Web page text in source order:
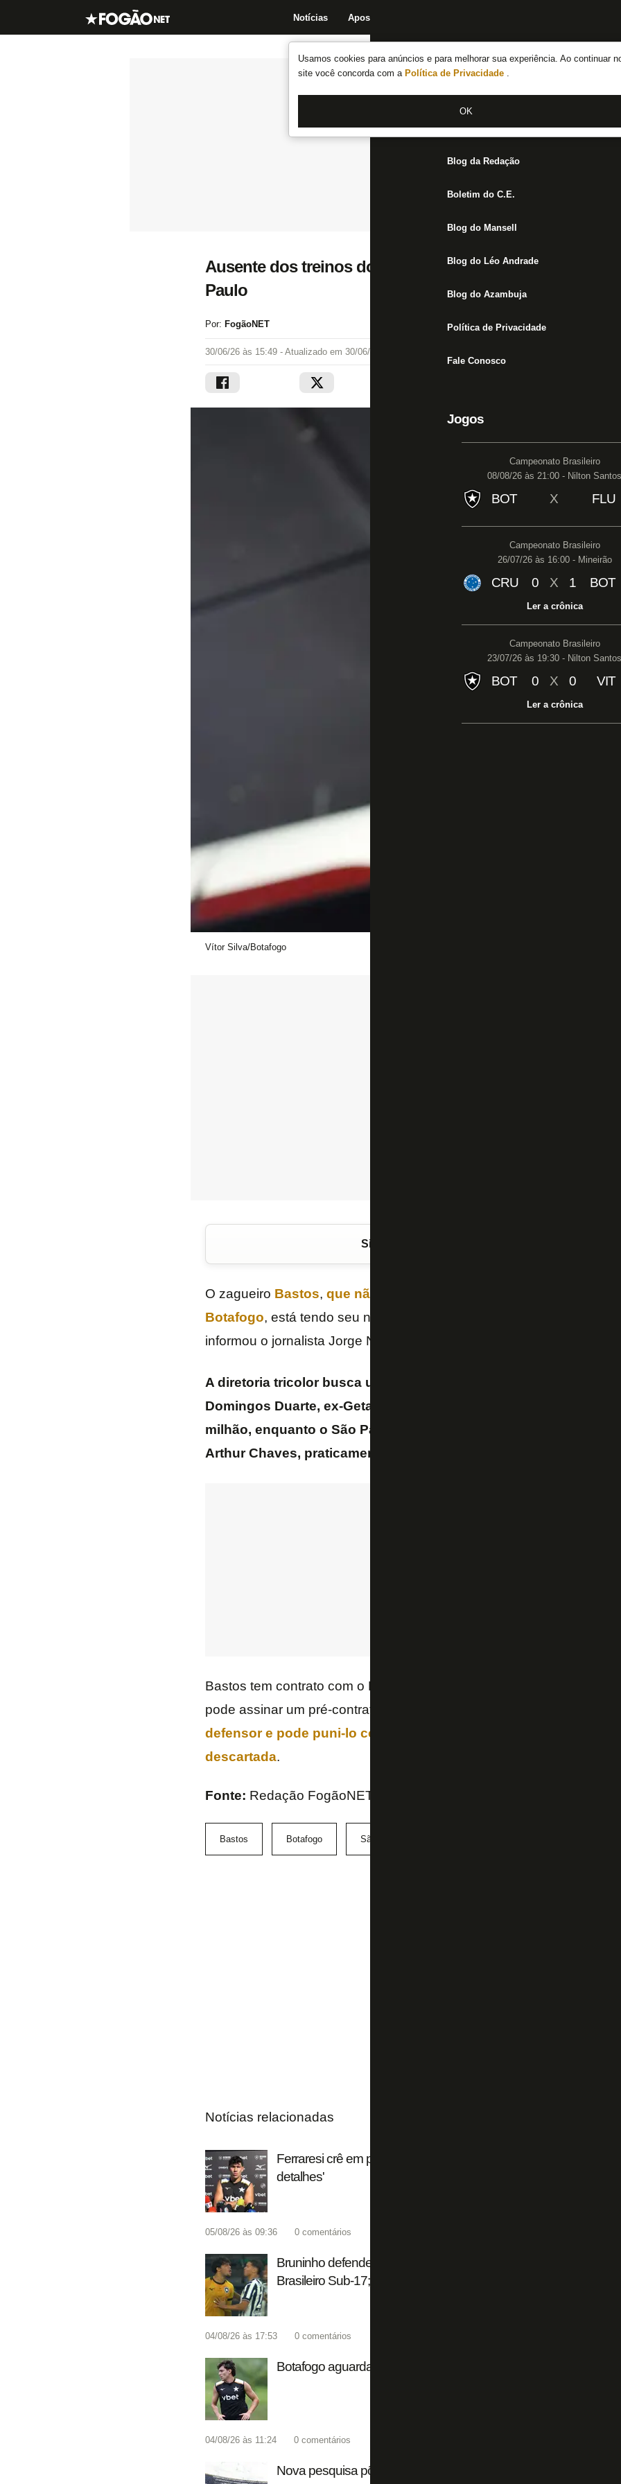
Usamos cookies para anúncios e para melhorar sua experiência. Ao continuar
site você concorda com a Política de Privacidade .
OK
Notícias Apostas
Notícias do Botafogo
Fórum
Jogos
Blog da Redação
Boletim do C.E.
Blog do Mansell
Blog do Léo Andrade
Blog do Azambuja
Política de Privacidade
Fale Conosco
Jogos
Campeonato Brasileiro
08/08/26 às 21:00 - Nilton Santos
BOT X FLU
Campeonato Brasileiro
26/07/26 às 16:00 - Mineirão
CRU 0 X 1 BOT
Ler a crônica
Campeonato Brasileiro
23/07/26 às 19:30 - Nilton Santos
BOT 0 X 0 VIT
Ler a crônica
Ausente dos treinos do Botafogo, Bastos tem nome
Paulo
Por: FogãoNET
30/06/26 às 15:49 - Atualizado em 30/06/26 às 16:38
Vítor Silva/Botafogo
Siga o FogãoNET
O zagueiro Bastos, que não se reapresentou e segue ausente
Botafogo, está tendo seu nome discutido internamente no
informou o jornalista Jorge Nicola em seu canal no YouTube nesta
A diretoria tricolor busca um zagueiro no mercado e tem tido
Domingos Duarte, ex-Getafe, segue complicado, pedindo salário
milhão, enquanto o São Paulo não conseguiu avançar com o
Arthur Chaves, praticamente descartado.
Bastos tem contrato com o Botafogo até dezembro e, a partir desta
pode assinar um pré-contrato com outro clube.
defensor e pode puni-lo com multa e até mesmo uma rescisão
descartada.
Fonte: Redação FogãoNET e Canal do Nicola
Bastos Botafogo São Paulo
Notícias relacionadas
Ferraresi crê em permanência no Botafogo: 'A ideia é ficar aqui.
detalhes'
05/08/26 às 09:36 0 comentários
Bruninho defende mais um pênalti, e Botafogo empata com São
Brasileiro Sub-17; veja
04/08/26 às 17:53 0 comentários
Botafogo aguarda OK formal do São Paulo para oficializar
04/08/26 às 11:24 0 comentários
Nova pesquisa põe torcida do Botafogo em 12º lugar no Brasil